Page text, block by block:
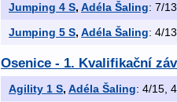
Jumping 4 S, Adéla Šaling: 7/
Jumping 5 S, Adéla Šaling: 4/
Osenice - 1. Kvalifikační
Agility 1 S, Adéla Šaling: 4/15,